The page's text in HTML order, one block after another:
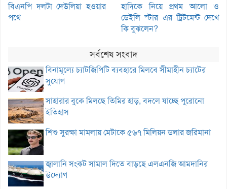
বিএনপি দলটা দেউলিয়া হওয়ার
পথে
হাদিকে নিয়ে প্রথম আলো ও
ডেইলি স্টার এর ট্রিটমেন্ট দেখে
কি বুঝলেন?
সর্বশেষ সংবাদ
বিনামূল্যে চ্যাটজিপিটি ব্যবহারে মিলবে সীমাহীন চ্যাটের
সুযোগ
সাহারার বুকে মিলছে তিমির হাড়, বদলে যাচ্ছে পুরোনো
ইতিহাস
শিশু সুরক্ষা মামলায় মেটাকে ৫৬৭ মিলিয়ন ডলার জরিমানা
জ্বালানি সংকট সামাল দিতে বাড়ছে এলএনজি আমদানির
উদ্যোগ